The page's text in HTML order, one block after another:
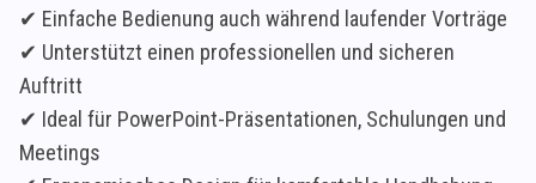
✔ Einfache Bedienung auch während laufender Vorträge
✔ Unterstützt einen professionellen und sicheren
Auftritt
✔ Ideal für PowerPoint-Präsentationen, Schulungen und
Meetings